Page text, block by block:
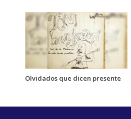
Olvidados que dicen presente